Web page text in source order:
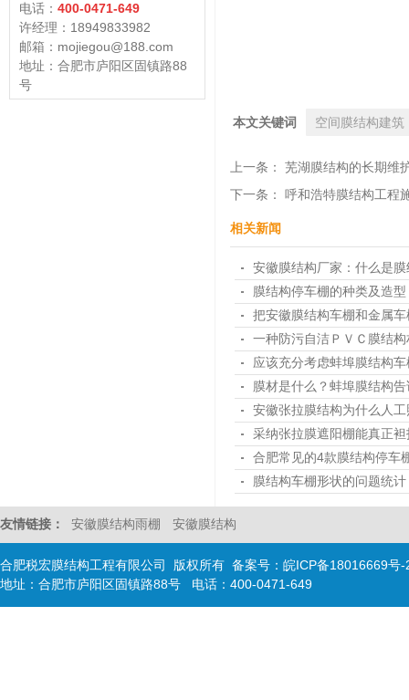
电话： 400-0471-649
许经理：18949833982
邮箱：mojiegou@188.com
地址：合肥市庐阳区固镇路88
号
本文关键词 空间膜结构建筑
上一条： 芜湖膜结构的长期维
下一条： 呼和浩特膜结构工程
相关新闻
安徽膜结构厂家：什么是
膜结构停车棚的种类及造型
把安徽膜结构车棚和金属
一种防污自洁ＰＶＣ膜结
应该充分考虑蚌埠膜结构
膜材是什么？蚌埠膜结构告
安徽张拉膜结构为什么人
采纳张拉膜遮阳棚能真正
合肥常见的4款膜结构停车
膜结构车棚形状的问题统计
友情链接： 安徽膜结构雨棚 安徽膜结构
合肥税宏膜结构工程有限公司 版权所有 备案号： 皖ICP备18016669号-
地址：合肥市庐阳区固镇路88号 电话：400-0471-649